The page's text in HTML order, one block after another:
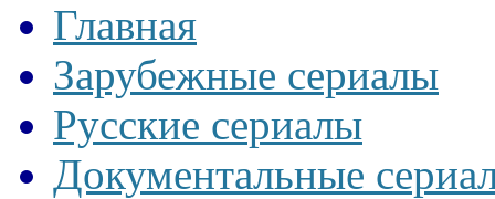
Главная
Зарубежные сериалы
Русские сериалы
Документальные